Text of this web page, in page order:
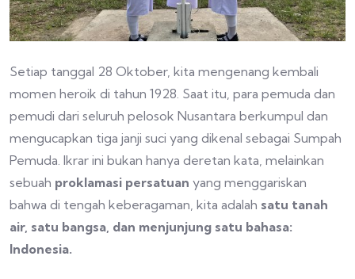
Setiap tanggal 28 Oktober, kita mengenang kembali
momen heroik di tahun 1928. Saat itu, para pemuda dan
pemudi dari seluruh pelosok Nusantara berkumpul dan
mengucapkan tiga janji suci yang dikenal sebagai Sumpah
Pemuda. Ikrar ini bukan hanya deretan kata, melainkan
sebuah proklamasi persatuan yang menggariskan
bahwa di tengah keberagaman, kita adalah satu tanah
air, satu bangsa, dan menjunjung satu bahasa:
Indonesia.